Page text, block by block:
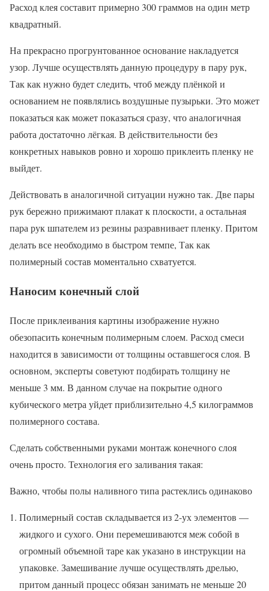
Расход клея составит примерно 300 граммов на один метр
квадратный.
На прекрасно прогрунтованное основание накладуется
узор. Лучше осуществлять данную процедуру в пару рук,
Так как нужно будет следить, чтоб между плёнкой и
основанием не появлялись воздушные пузырьки. Это может
показаться как может показаться сразу, что аналогичная
работа достаточно лёгкая. В действительности без
конкретных навыков ровно и хорошо приклеить пленку не
выйдет.
Действовать в аналогичной ситуации нужно так. Две пары
рук бережно прижимают плакат к плоскости, а остальная
пара рук шпателем из резины разравнивает пленку. Притом
делать все необходимо в быстром темпе, Так как
полимерный состав моментально схватуется.
Наносим конечный слой
После приклеивания картины изображение нужно
обезопасить конечным полимерным слоем. Расход смеси
находится в зависимости от толщины оставшегося слоя. В
основном, эксперты советуют подбирать толщину не
меньше 3 мм. В данном случае на покрытие одного
кубического метра уйдет приблизительно 4,5 килограммов
полимерного состава.
Сделать собственными руками монтаж конечного слоя
очень просто. Технология его заливания такая:
Важно, чтобы полы наливного типа растеклись одинаково
Полимерный состав складывается из 2-ух элементов —
жидкого и сухого. Они перемешиваются меж собой в
огромный объемной таре как указано в инструкции на
упаковке. Замешивание лучше осуществлять дрелью,
притом данный процесс обязан занимать не меньше 20